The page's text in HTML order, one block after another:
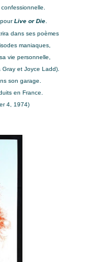
Live or Die.
dans ses poèmes
maniaques,
vie personnelle,
et Joyce Ladd).
son garage.
en France.
4, 1974)